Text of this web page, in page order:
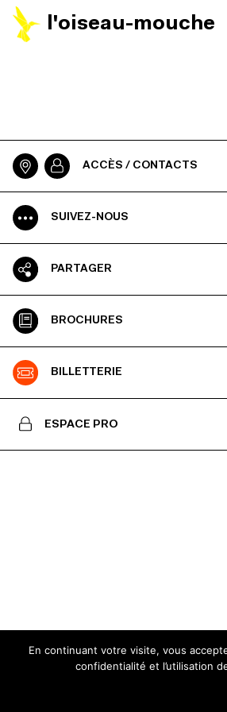
l'oiseau-mouche
ACCÈS / CONTACTS
SUIVEZ-NOUS
PARTAGER
BROCHURES
BILLETTERIE
ESPACE PRO
En continuant votre visite, vous
confidentialité et l’utilisation